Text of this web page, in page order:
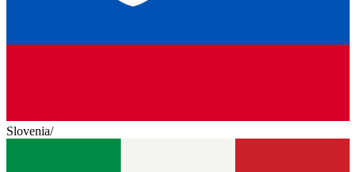
Slovenia/